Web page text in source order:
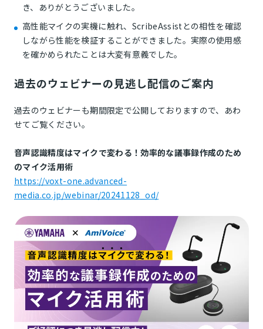
き、ありがとうございました。
高性能マイクの実機に触れ、ScribeAssistとの相性を確認
しながら性能を検証することができました。実際の使用感
を確かめられたことは大変有意義でした。
過去のウェビナーの見逃し配信のご案内
過去のウェビナーも期間限定で公開しておりますので、あわ
せてご覧ください。
音声認識精度はマイクで変わる！効率的な議事録作成のため
のマイク活用術
https://voxt-one.advanced-
media.co.jp/webinar/20241128_od/